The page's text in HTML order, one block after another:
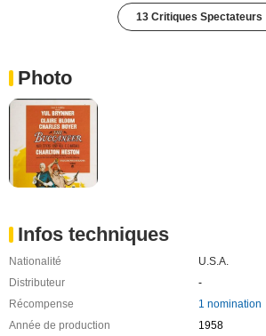
13 Critiques Spectateurs
Photo
Infos techniques
Nationalité
U.S.A.
Distributeur
-
Récompense
1 nomination
Année de production
1958